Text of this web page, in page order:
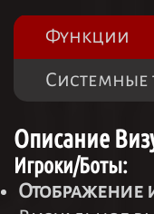
Функции
Системные
Описание
Игроки/Боты:
Отображение